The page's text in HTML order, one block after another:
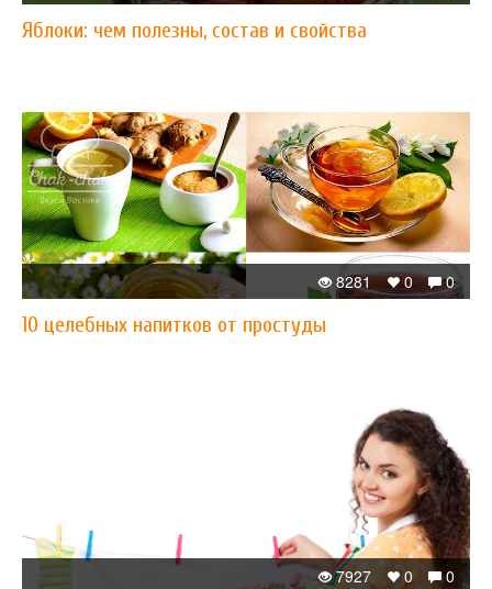
Яблоки: чем полезны, состав и свойства
0
0
8281
10 целебных напитков от простуды
0
0
7927